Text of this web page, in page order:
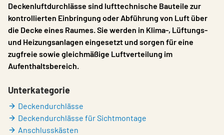
Unternehmen
Nachhaltigkeit
Kontakt
Wähle Sprache
Deckenluftdurchlässe sind lufttechnische Bauteile zur
kontrollierten Einbringung oder Abführung von Luft über
die Decke eines Raumes. Sie werden in Klima-, Lüftungs-
und Heizungsanlagen eingesetzt und sorgen für eine
zugfreie sowie gleichmäßige Luftverteilung im
Aufenthaltsbereich.
Unterkategorie
Deckendurchlässe
Deckendurchlässe für Sichtmontage
Anschlusskästen